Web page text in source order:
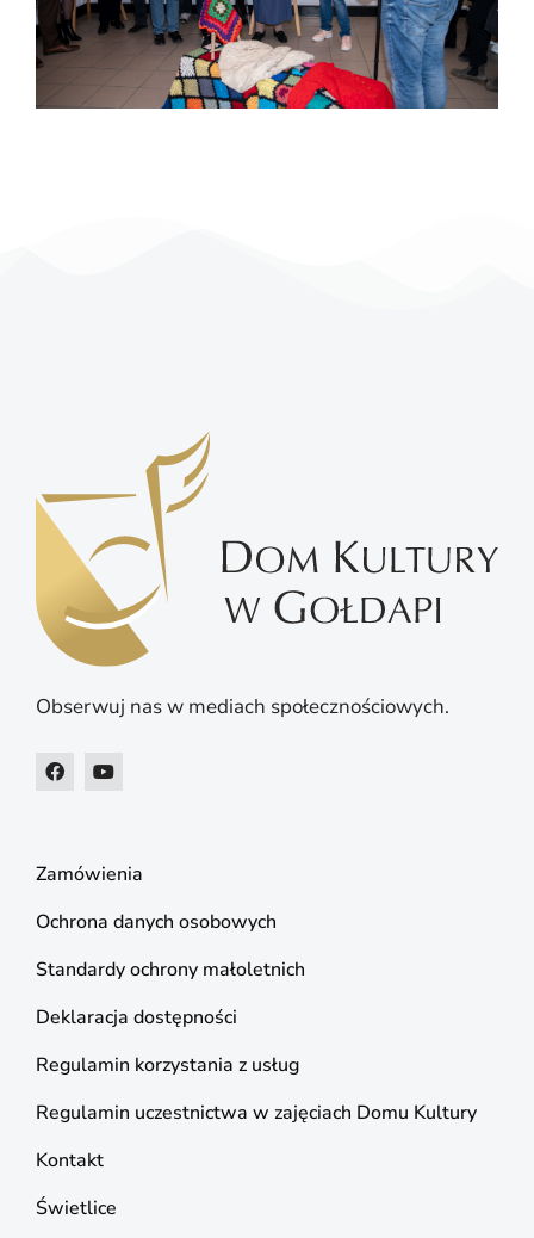
Obserwuj nas w mediach społecznościowych.
Zamówienia
Ochrona danych osobowych
Standardy ochrony małoletnich
Deklaracja dostępności
Regulamin korzystania z usług
Regulamin uczestnictwa w zajęciach Domu Kultury
Kontakt
Świetlice